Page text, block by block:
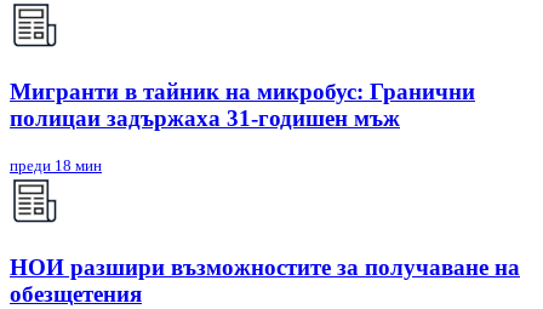
Мигранти в тайник на микробус: Гранични
полицаи задържаха 31-годишен мъж
преди 18 мин
НОИ разшири възможностите за получаване на
обезщетения